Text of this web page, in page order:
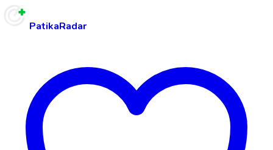
PatikaRadar